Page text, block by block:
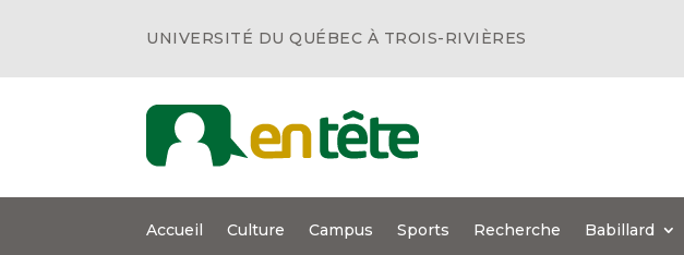
UNIVERSITÉ DU QUÉBEC À TROIS-RIVIÈRES
Accueil Culture Campus Sports Recherche Babillard